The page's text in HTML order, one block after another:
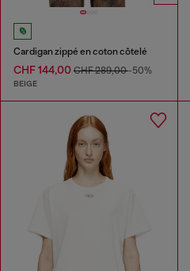
Cardigan zippé en coton côtelé
CHF 144,00 CHF 289,00-50%
BEIGE